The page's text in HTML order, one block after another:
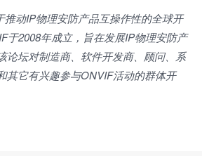
推动IP物理安防产品互操作性的全球开
于2008年成立，旨在发展IP物理安防产
论坛对制造商、软件开发商、顾问、系
其它有兴趣参与ONVIF活动的群体开